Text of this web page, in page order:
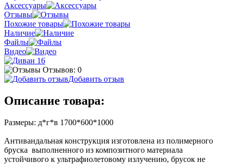
Аксессуары
Отзывы
Похожие товары
Наличие
Файлы
Видео
Отзывов: 0
Добавить отзыв
Описание товара:
Размеры: д*г*в 1700*600*1000
Антивандальная конструкция изготовлена из полимерного
бруска выполненного из композитного материала
устойчивого к ультрафиолетовому излучению, брусок не